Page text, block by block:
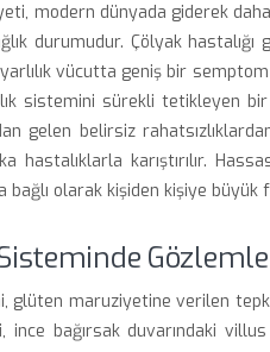
modern dünyada giderek
durumudur. Çölyak
vücutta geniş bir
sistemini sürekli tetikleyen
gelen belirsiz
hastalıklarla karıştırılır.
bağlı olarak kişiden kişiye büyük
glüten maruziyetine verilen
ince bağırsak duvarındaki